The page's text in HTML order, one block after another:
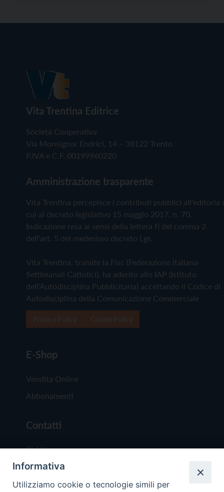
Vita Trentina Editrice
Società Cooperativa
Via Monsignor Endrici, 14 – 38122 Trento
P.IVA e C.F. 00199960220
Amministrazione trasparente
Vita Trentina percepisce i contributi pubblici all'editoria
cui al decreto legislativo 15 maggio 2017, n. 70.
Indicazione resa ai sensi della lettera f) del comma 2
dell'art. 5 del medesimo decreto Lgs.
Vita Trentina, tramite la Fisc (Federazione Italiana
Settimanali Cattolici), ha aderito allo IAP (Istituto
dell'Autodisciplina Pubblicitaria) accettando il Codice di
Autodisciplina della Comunicazione Commerciale
E-Shop
Vendita Online
Abbonamenti
Contatti
Chi Siamo
Redazione
Scrivici
Informativa
Utilizziamo cookie o tecnologie simili per